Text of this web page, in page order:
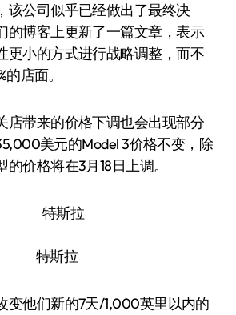
该公司似乎已经做出了最终决
的博客上更新了一篇文章，表示
更小的方式进行战略调整，而不
店面。
带来的价格下调也会出现部分
美元的Model 3价格不变，除
价格将在3月18日上调。
特斯拉
他们新的7天/1,000英里以内的